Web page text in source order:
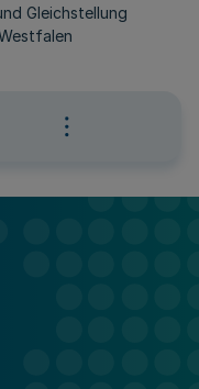
Gleichstellung